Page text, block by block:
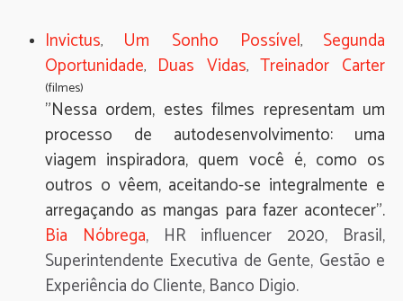
Invictus, Um Sonho Possível, Segunda
Oportunidade, Duas Vidas, Treinador Carter
(filmes)
"Nessa ordem, estes filmes representam um
processo de autodesenvolvimento: uma
viagem inspiradora, quem você é, como os
outros o vêem, aceitando-se integralmente e
arregaçando as mangas para fazer acontecer".
Bia Nóbrega, HR influencer 2020, Brasil,
Superintendente Executiva de Gente, Gestão e
Experiência do Cliente, Banco Digio.